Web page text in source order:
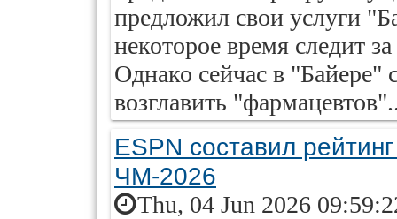
предложил свои услуги
некоторое время следит
Однако сейчас в "Байере"
возглавить
ESPN составил
ЧМ-2026
Thu, 04 Jun 2026